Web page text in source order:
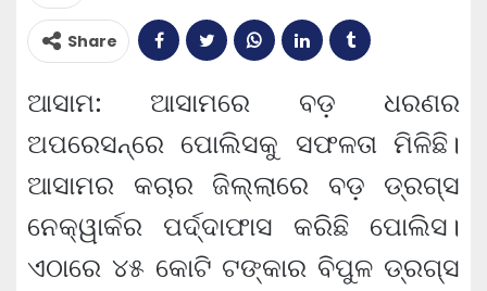
Share
ଆସାମ: ଆସାମରେ ବଡ଼ ଧରଣର
ଅପରେସନ୍‌ରେ ପୋଲିସକୁ ସଫଳତା ମିଳିଛି।
ଆସାମର କଚାର ଜିଲ୍ଲାରେ ବଡ଼ ଡ୍ରଗ୍ସ
ନେକ୍‌ୱାର୍କର ପର୍ଦ୍ଦାଫାସ କରିଛି ପୋଲିସ।
ଏଠାରେ ୪୫ କୋଟି ଟଙ୍କାର ବିପୁଳ ଡ୍ରଗ୍ସ